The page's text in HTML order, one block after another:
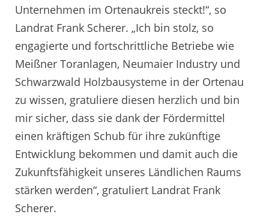
Unternehmen im Ortenaukreis steckt!“, so
Landrat Frank Scherer. „Ich bin stolz, so
engagierte und fortschrittliche Betriebe wie
Meißner Toranlagen, Neumaier Industry und
Schwarzwald Holzbausysteme in der Ortenau
zu wissen, gratuliere diesen herzlich und bin
mir sicher, dass sie dank der Fördermittel
einen kräftigen Schub für ihre zukünftige
Entwicklung bekommen und damit auch die
Zukunftsfähigkeit unseres Ländlichen Raums
stärken werden“, gratuliert Landrat Frank
Scherer.